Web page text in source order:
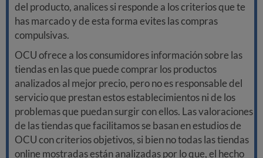
del producto, analices si responde a los criterios que te
has marcado y de esta forma evites las compras
compulsivas.
OCU ofrece a los consumidores información sobre las
tiendas en las que puede comprar los productos
analizados al mejor precio, pero no es responsable del
servicio que prestan estos establecimientos ni de los
problemas que puedan surgir con ellos. Las valoraciones
de las tiendas que facilitamos se basan en estudios de
OCU con criterios objetivos, si bien no todas las tiendas
online mostradas están analizadas por lo que, el hecho